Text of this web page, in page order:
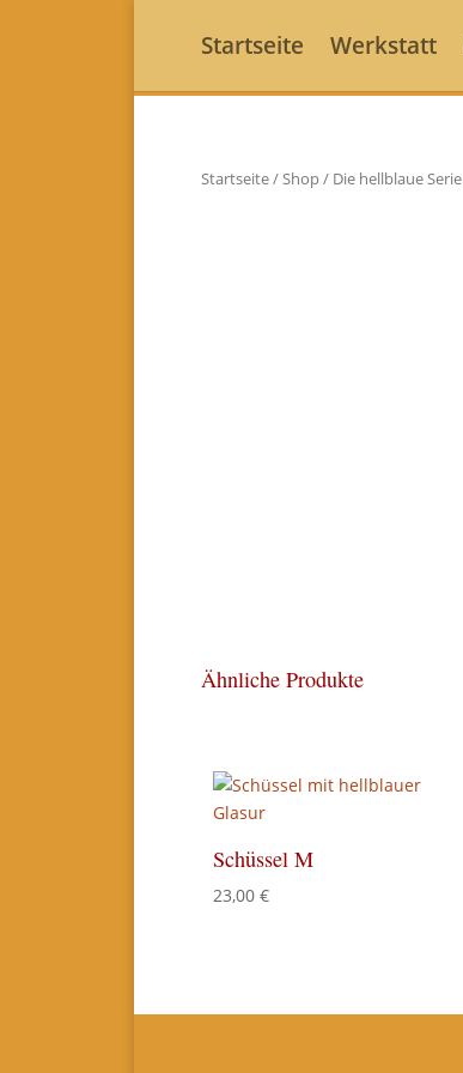
Startseite Werkstatt
Startseite/Shop/ Die hellblaue Serie
Ähnliche Produkte
Schüssel M
23,00 €